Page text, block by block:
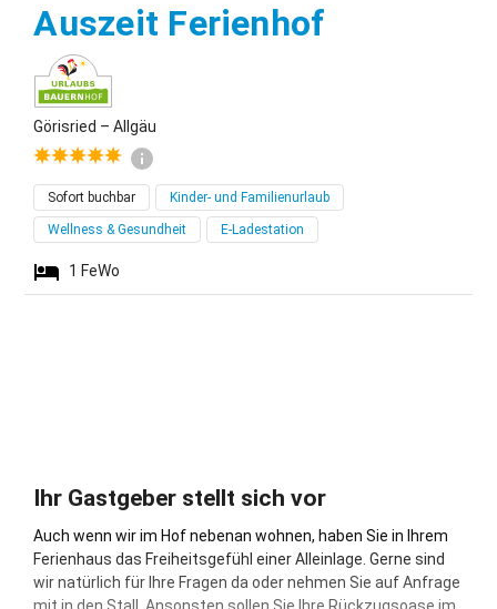
Auszeit Ferienhof
Görisried – Allgäu
Sofort buchbar Kinder- und Familienurlaub
Wellness & Gesundheit E-Ladestation
1 FeWo
Ihr Gastgeber stellt sich vor
Auch wenn wir im Hof nebenan wohnen, haben Sie in Ihrem
Ferienhaus das Freiheitsgefühl einer Alleinlage. Gerne sind
wir natürlich für Ihre Fragen da oder nehmen Sie auf Anfrage